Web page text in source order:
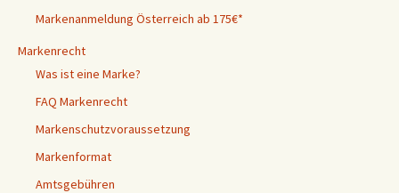
Markenanmeldung Österreich ab 175€*
Markenrecht
Was ist eine Marke?
FAQ Markenrecht
Markenschutzvoraussetzung
Markenformat
Amtsgebühren